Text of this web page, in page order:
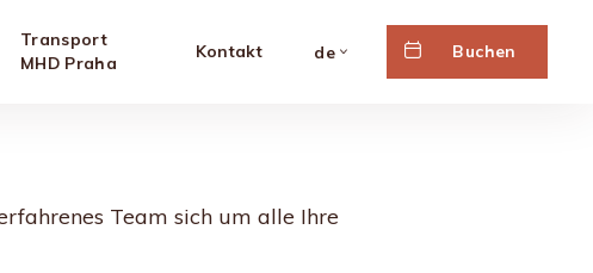
Transport
MHD Praha
Kontakt de Buchen
Team sich um alle Ihre